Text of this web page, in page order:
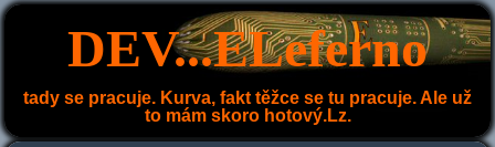
DEV...ELeferno
tady se pracuje. Kurva, fakt těžce se tu pracuje. Ale už
to mám skoro hotový.Lz.